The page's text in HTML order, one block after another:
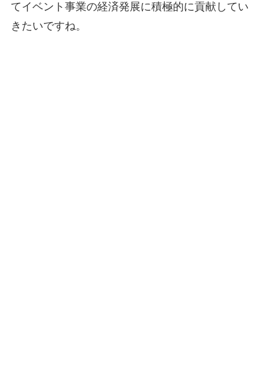
てイベント事業の経済発展に積極的に貢献してい
きたいですね。